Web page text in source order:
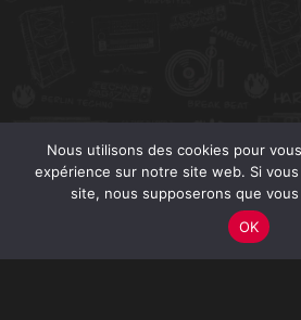
Nous utilisons des cookies pour
expérience sur notre site web. Si
site, nous supposerons que
OK